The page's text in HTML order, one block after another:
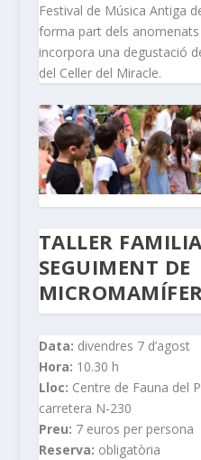
Festival de Música Antiga
forma part dels anomenats
incorpora una degustació
del Celler del Miracle.
TALLER
SEGUIMENT DE
Data: divendres 7 d’agost
Hora: 10.30 h
Lloc: Centre de Fauna del
carretera N-230
Preu: 7 euros per persona
Reserva: obligatòria